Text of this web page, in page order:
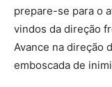
prepare-se para o
vindos da direção
Avance na direção
emboscada de